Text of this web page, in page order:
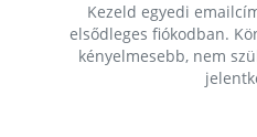
Kezeld egyedi
elsődleges fiókodban.
kényelmesebb, nem